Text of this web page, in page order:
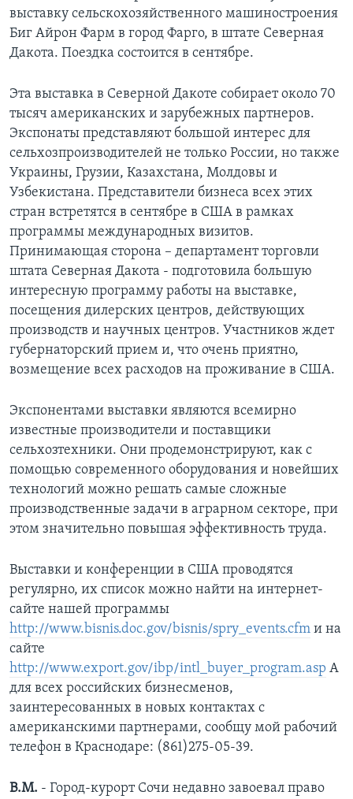
выставку сельскохозяйственного машиностроения
Биг Айрон Фарм в город Фарго, в штате Северная
Дакота. Поездка состоится в сентябре.
Эта выставка в Северной Дакоте собирает около 70
тысяч американских и зарубежных партнеров.
Экспонаты представляют большой интерес для
сельхозпроизводителей не только России, но также
Украины, Грузии, Казахстана, Молдовы и
Узбекистана. Представители бизнеса всех этих
стран встретятся в сентябре в США в рамках
программы международных визитов.
Принимающая сторона – департамент торговли
штата Северная Дакота - подготовила большую
интересную программу работы на выставке,
посещения дилерских центров, действующих
производств и научных центров. Участников ждет
губернаторский прием и, что очень приятно,
возмещение всех расходов на проживание в США.
Экспонентами выставки являются всемирно
известные производители и поставщики
сельхозтехники. Они продемонстрируют, как с
помощью современного оборудования и новейших
технологий можно решать самые сложные
производственные задачи в аграрном секторе, при
этом значительно повышая эффективность труда.
Выставки и конференции в США проводятся
регулярно, их список можно найти на интернет-
сайте нашей программы
http://www.bisnis.doc.gov/bisnis/spry_events.cfm и на
сайте
http://www.export.gov/ibp/intl_buyer_program.asp А
для всех российских бизнесменов,
заинтересованных в новых контактах с
американскими партнерами, сообщу мой рабочий
телефон в Краснодаре: (861)275-05-39.
В.М. - Город-курорт Сочи недавно завоевал право